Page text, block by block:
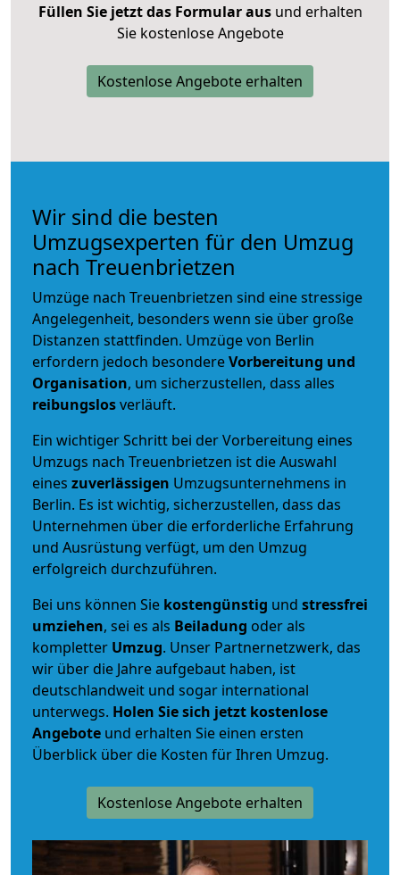
Füllen Sie jetzt das Formular ausund erhalten
Sie kostenlose Angebote
Kostenlose Angebote erhalten
Wir sind die besten
Umzugsexperten für den Umzug
nach Treuenbrietzen
Umzüge nach Treuenbrietzen sind eine stressige
Angelegenheit, besonders wenn sie über große
Distanzen stattfinden. Umzüge von Berlin
erfordern jedoch besondereVorbereitung und
Organisation, um sicherzustellen, dass alles
reibungslosverläuft.
Ein wichtiger Schritt bei der Vorbereitung eines
Umzugs nach Treuenbrietzen ist die Auswahl
eines zuverlässigen Umzugsunternehmens in
Berlin. Es ist wichtig, sicherzustellen, dass das
Unternehmen über die erforderliche Erfahrung
und Ausrüstung verfügt, um den Umzug
erfolgreich durchzuführen.
Bei uns können Sie kostengünstig und stressfrei
umziehen, sei es als Beiladung oder als
kompletter Umzug. Unser Partnernetzwerk, das
wir über die Jahre aufgebaut haben, ist
deutschlandweit und sogar international
unterwegs. Holen Sie sich jetzt kostenlose
Angebote und erhalten Sie einen ersten
Überblick über die Kosten für Ihren Umzug.
Kostenlose Angebote erhalten